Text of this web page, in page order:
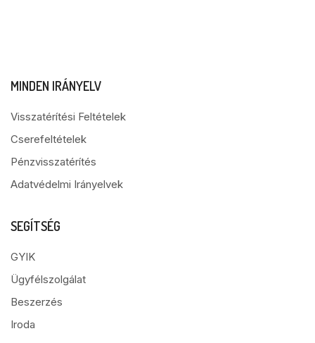
MINDEN IRÁNYELV
Visszatérítési Feltételek
Cserefeltételek
Pénzvisszatérítés
Adatvédelmi Irányelvek
SEGÍTSÉG
GYIK
Ügyfélszolgálat
Beszerzés
Iroda